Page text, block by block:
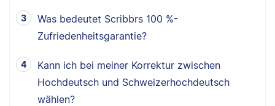
Was bedeutet Scribbrs 100 %-
Zufriedenheitsgarantie?
Kann ich bei meiner Korrektur zwischen
Hochdeutsch und Schweizerhochdeutsch
wählen?